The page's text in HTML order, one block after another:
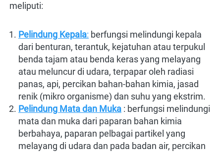
meliputi:
Pelindung Kepala: berfungsi melindungi kepala
dari benturan, terantuk, kejatuhan atau terpukul
benda tajam atau benda keras yang melayang
atau meluncur di udara, terpapar oleh radiasi
panas, api, percikan bahan-bahan kimia, jasad
renik (mikro organisme) dan suhu yang ekstrim.
Pelindung Mata dan Muka : berfungsi melindungi
mata dan muka dari paparan bahan kimia
berbahaya, paparan pelbagai partikel yang
melayang di udara dan pada badan air, percikan